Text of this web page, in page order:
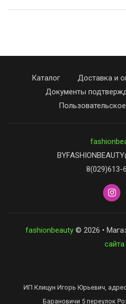
Каталог Доставка и
Документы
8(029)613-
fashionbeauty © 2026 •
сайта
ИП Клицун Игорь Юрьевич,
Барановичи 5 переулок